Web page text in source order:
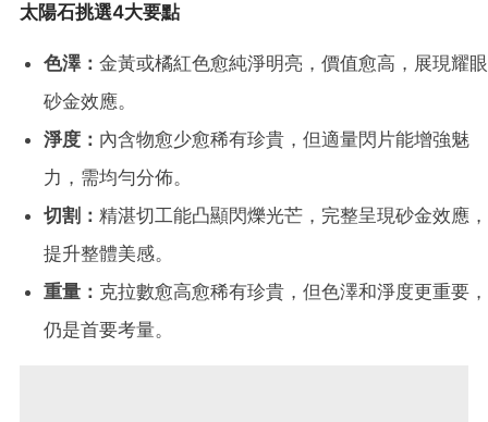
太陽石挑選4大要點
色澤： 金黃或橘紅色愈純淨明亮，價值愈高，展現耀眼
砂金效應。
淨度： 內含物愈少愈稀有珍貴，但適量閃片能增強魅
力，需均勻分佈。
切割： 精湛切工能凸顯閃爍光芒，完整呈現砂金效應，
提升整體美感。
重量： 克拉數愈高愈稀有珍貴，但色澤和淨度更重要，
仍是首要考量。